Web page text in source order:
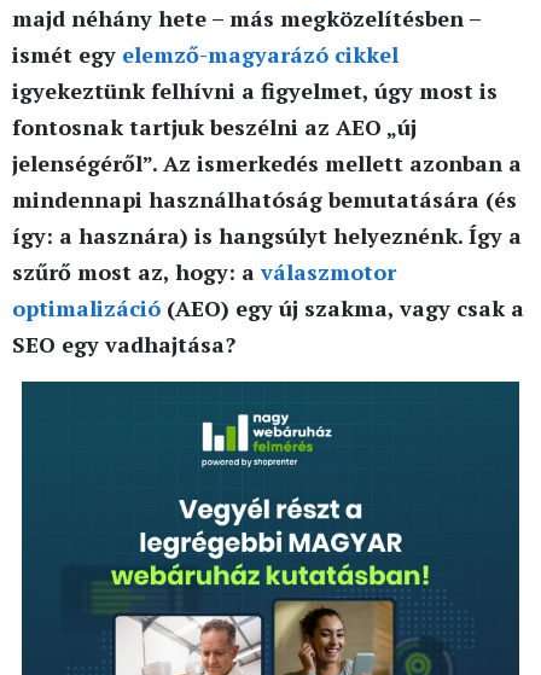
majd néhány hete – más megközelítésben –
ismét egy elemző-magyarázó cikkel
igyekeztünk felhívni a figyelmet, úgy most is
fontosnak tartjuk beszélni az AEO „új
jelenségéről”. Az ismerkedés mellett azonban a
mindennapi használhatóság bemutatására (és
így: a hasznára) is hangsúlyt helyeznénk. Így a
szűrő most az, hogy: aválaszmotor
optimalizáció (AEO) egy új szakma, vagy csak a
SEO egy vadhajtása?